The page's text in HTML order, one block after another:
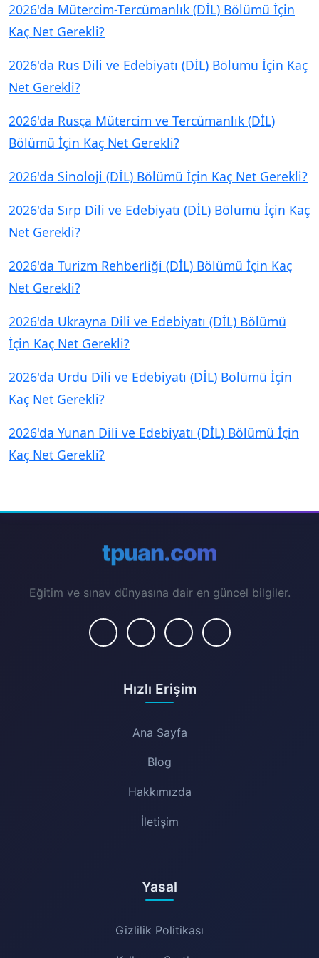
2026'da Mütercim-Tercümanlık (DİL) Bölümü İçin
Kaç Net Gerekli?
2026'da Rus Dili ve Edebiyatı (DİL) Bölümü İçin Kaç
Net Gerekli?
2026'da Rusça Mütercim ve Tercümanlık (DİL)
Bölümü İçin Kaç Net Gerekli?
2026'da Sinoloji (DİL) Bölümü İçin Kaç Net Gerekli?
2026'da Sırp Dili ve Edebiyatı (DİL) Bölümü İçin Kaç
Net Gerekli?
2026'da Turizm Rehberliği (DİL) Bölümü İçin Kaç
Net Gerekli?
2026'da Ukrayna Dili ve Edebiyatı (DİL) Bölümü
İçin Kaç Net Gerekli?
2026'da Urdu Dili ve Edebiyatı (DİL) Bölümü İçin
Kaç Net Gerekli?
2026'da Yunan Dili ve Edebiyatı (DİL) Bölümü İçin
Kaç Net Gerekli?
tpuan.com
Eğitim ve sınav dünyasına dair en güncel bilgiler.
Hızlı Erişim
Ana Sayfa
Blog
Hakkımızda
İletişim
Yasal
Gizlilik Politikası